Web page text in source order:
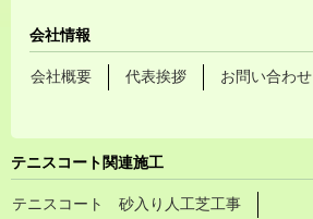
会社情報
会社概要 代表挨拶 お問い合わせ
テニスコート関連施工
テニスコート 砂入り人工芝工事